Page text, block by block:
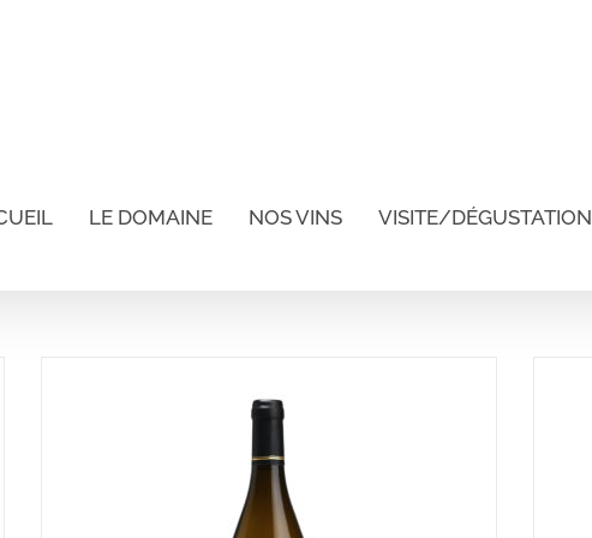
LE DOMAINE NOS VINS VISITE/DÉGUSTATION